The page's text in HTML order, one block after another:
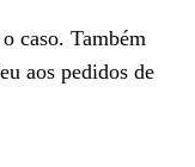
caso. Também
aos pedidos de